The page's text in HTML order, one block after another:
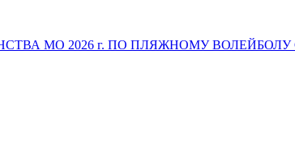
МО 2026 г. ПО ПЛЯЖНОМУ ВОЛЕЙБОЛУ